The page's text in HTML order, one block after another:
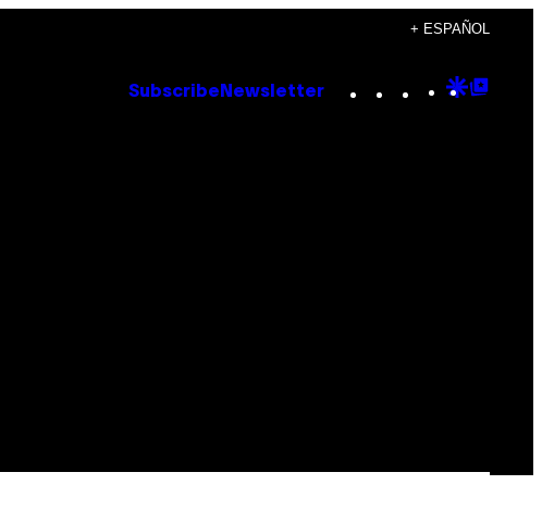
+ ESPAÑOL
Subscribe Newsletter Instagram
TikTok
YouTube
Google